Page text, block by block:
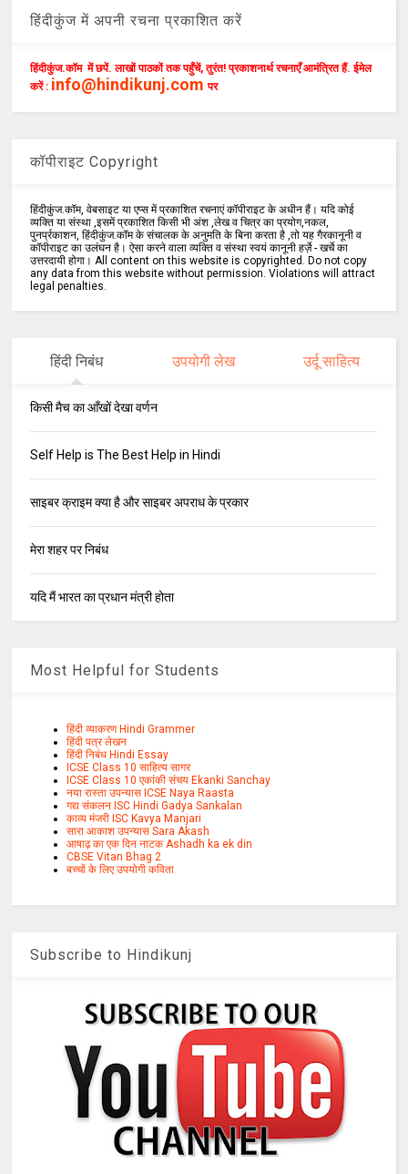
हिंदीकुंज में अपनी रचना प्रकाशित करें
हिंदीकुंज.कॉम में छपें. लाखों पाठकों तक पहुँचें, तुरंत! प्रकाशनार्थ रचनाएँ आमंत्रित हैं. ईमेल
करें : info@hindikunj.com पर
कॉपीराइट Copyright
हिंदीकुंज.कॉम, वेबसाइट या एप्स में प्रकाशित रचनाएं कॉपीराइट के अधीन हैं। यदि कोई
व्यक्ति या संस्था ,इसमें प्रकाशित किसी भी अंश ,लेख व चित्र का प्रयोग,नकल,
पुनर्प्रकाशन, हिंदीकुंज.कॉम के संचालक के अनुमति के बिना करता है ,तो यह गैरकानूनी व
कॉपीराइट का उलंघन है। ऐसा करने वाला व्यक्ति व संस्था स्वयं कानूनी हर्ज़े - खर्चे का
उत्तरदायी होगा। All content on this website is copyrighted. Do not copy
any data from this website without permission. Violations will attract
legal penalties.
हिंदी निबंध उपयोगी लेख उर्दू साहित्य
किसी मैच का आँखों देखा वर्णन
Self Help is The Best Help in Hindi
साइबर क्राइम क्या है और साइबर अपराध के प्रकार
मेरा शहर पर निबंध
यदि मैं भारत का प्रधान मंत्री होता
Most Helpful for Students
हिंदी व्याकरण Hindi Grammer
हिंदी पत्र लेखन
हिंदी निबंध Hindi Essay
ICSE Class 10 साहित्य सागर
ICSE Class 10 एकांकी संचय Ekanki Sanchay
नया रास्ता उपन्यास ICSE Naya Raasta
गद्य संकलन ISC Hindi Gadya Sankalan
काव्य मंजरी ISC Kavya Manjari
सारा आकाश उपन्यास Sara Akash
आषाढ़ का एक दिन नाटक Ashadh ka ek din
CBSE Vitan Bhag 2
बच्चों के लिए उपयोगी कविता
Subscribe to Hindikunj